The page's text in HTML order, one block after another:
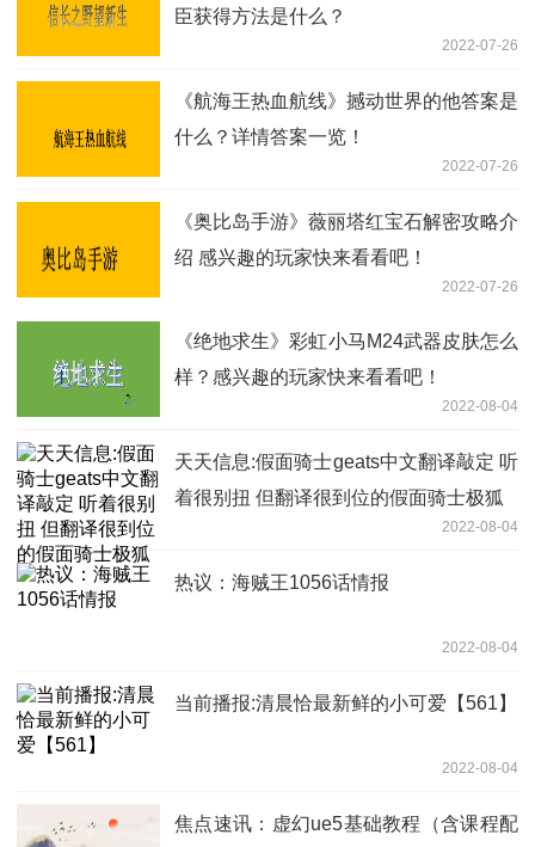
臣获得方法是什么？
2022-07-26
《航海王热血航线》撼动世界的他答案是
什么？详情答案一览！
2022-07-26
《奥比岛手游》薇丽塔红宝石解密攻略介
绍 感兴趣的玩家快来看看吧！
2022-07-26
《绝地求生》彩虹小马M24武器皮肤怎么
样？感兴趣的玩家快来看看吧！
2022-08-04
天天信息:假面骑士geats中文翻译敲定 听
着很别扭 但翻译很到位的假面骑士极狐
2022-08-04
热议：海贼王1056话情报
2022-08-04
当前播报:清晨恰最新鲜的小可爱【561】
2022-08-04
焦点速讯：虚幻ue5基础教程（含课程配